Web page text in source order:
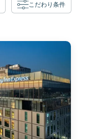
こだわり条件